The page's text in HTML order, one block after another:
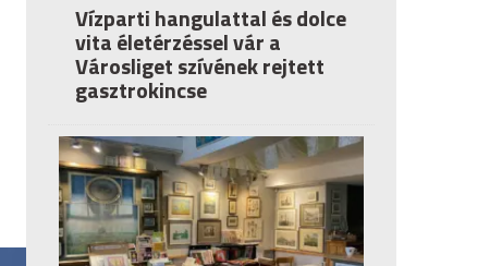
Vízparti hangulattal és dolce
vita életérzéssel vár a
Városliget szívének rejtett
gasztrokincse